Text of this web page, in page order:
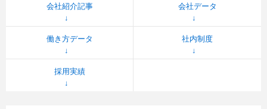
会社紹介記事 会社データ
働き方データ 社内制度
採用実績